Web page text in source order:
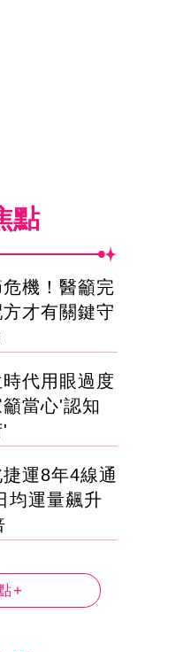
點
危機！醫籲完
才有關鍵守
代用眼過度
當心'認知
'
運8年4線通
均運量飆升
+